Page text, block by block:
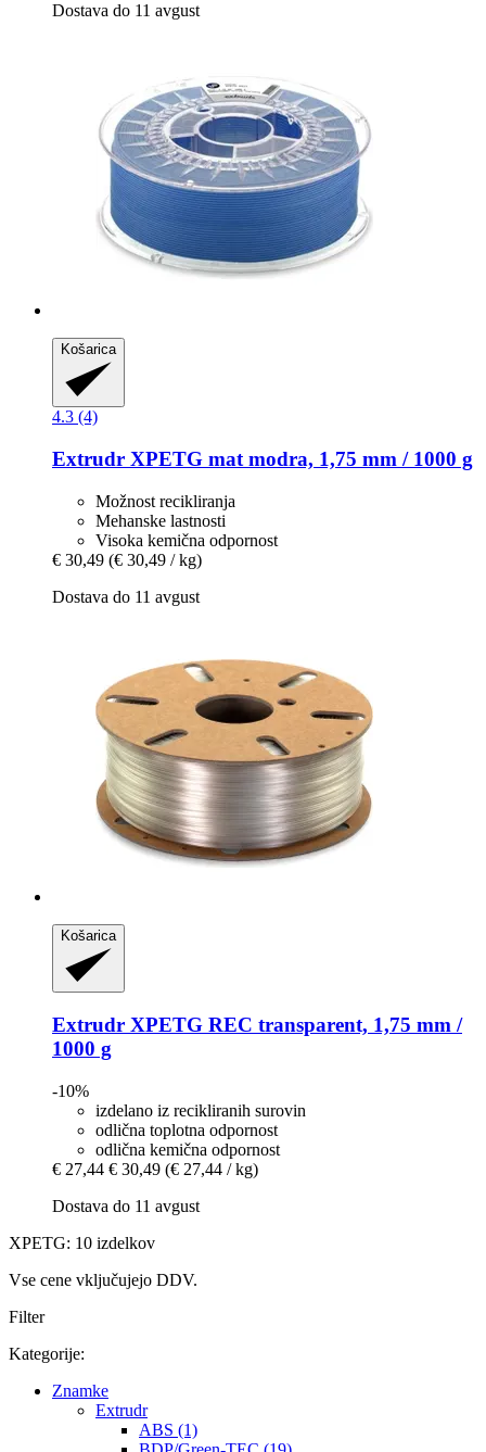
Dostava do 11 avgust
Košarica
4.3 (4)
Extrudr XPETG mat modra, 1,75 mm / 1000 g
Možnost recikliranja
Mehanske lastnosti
Visoka kemična odpornost
€ 30,49 (€ 30,49 / kg)
Dostava do 11 avgust
Košarica
Extrudr XPETG REC transparent, 1,75 mm /
1000 g
-10%
izdelano iz recikliranih surovin
odlična toplotna odpornost
odlična kemična odpornost
€ 27,44 € 30,49 (€ 27,44 / kg)
Dostava do 11 avgust
XPETG: 10 izdelkov
Vse cene vključujejo DDV.
Filter
Kategorije:
Znamke
Extrudr
ABS (1)